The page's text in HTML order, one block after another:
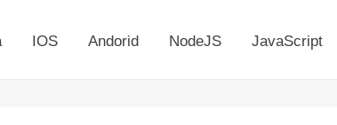
IOS Andorid NodeJS JavaScript